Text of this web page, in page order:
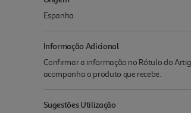
Espanha
Informação Adicional
Confirmar a informação no Rótulo do
acompanha o produto que recebe.
Sugestões Utilização